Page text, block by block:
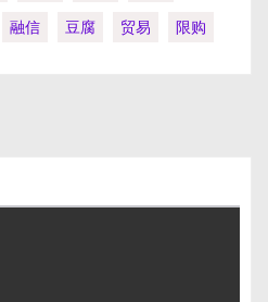
融信 豆腐 贸易 限购